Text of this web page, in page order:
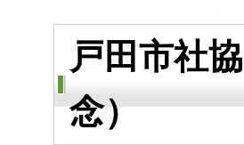
戸田市社
念）